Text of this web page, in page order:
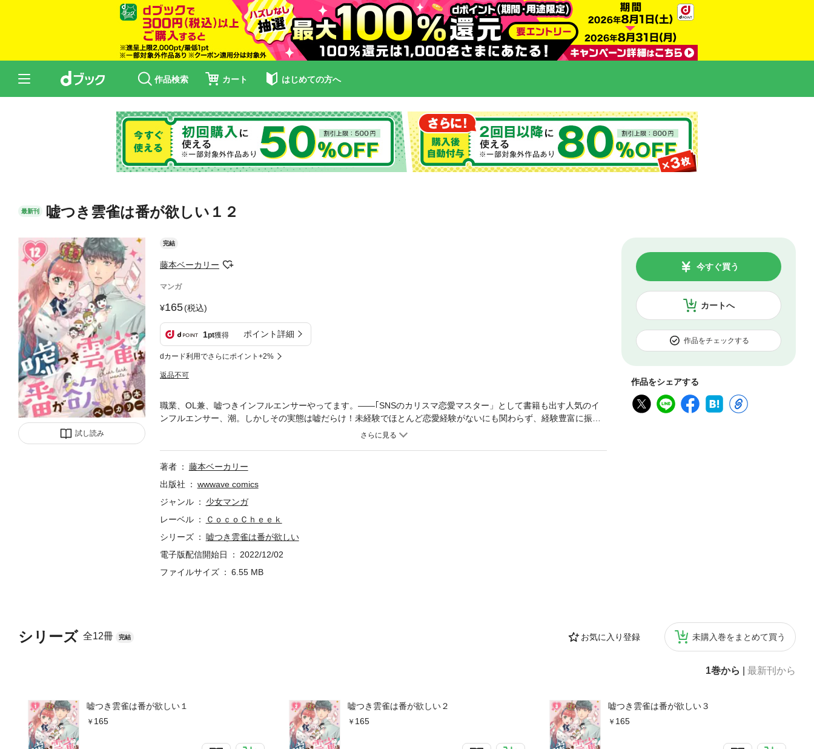
作品検索 カート はじめての方へ
最新刊 嘘つき雲雀は番が欲しい１２
試し読み
完結
藤本ベーカリー
マンガ
165(税込)
1pt獲得 ポイント詳細
dカード利用でさらにポイント+2%
返品不可
カートへ
今すぐ買う
作品をチェックする
作品をシェアする
シリーズ 全12冊 完結 お気に入り登録 未購入巻をまとめて買う
1巻から 最新刊から
嘘つき雲雀は番が欲しい１
165
嘘つき雲雀は番が欲しい２
165
嘘つき雲雀は番が欲しい３
165
職業、OL兼、嘘つきインフルエンサーやってます。――｢SNSのカリスマ恋愛マスター」として書籍も出す人気のイ
ンフルエンサー、潮。しかしその実態は嘘だらけ！未経験でほとんど恋愛経験がないにも関わらず、経験豊富に振舞
っているだけなのだった。そんなある日、婚活サービス会社から「お見合い」レポートの依頼が舞い込む。これは願
著者
藤本ベーカリー
出版社
wwwave comics
ジャンル
少女マンガ
レーベル
ＣｏｃｏＣｈｅｅｋ
シリーズ
嘘つき雲雀は番が欲しい
電子版配信開始日
2022/12/02
ファイルサイズ
6.55 MB